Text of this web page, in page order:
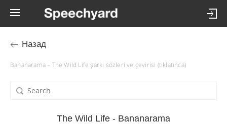
Назад
Bananarama – The Wild Life şarkı sözleri ve çevirisi (tıklatınca)
The Wild Life - Bananarama